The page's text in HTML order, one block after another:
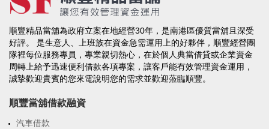
順豐精品當舖為政府立案在地經營30年，是南港區優質當舖且深受
好評。 是生意人、上班族在資金急需運用上的好夥伴，順豐經營團
隊裡每位服務專員，專業親切熱心，在於個人典當借貸或企業資金
周轉上給予迅速便利借款各項專案，讓客戶能有效管理資金運用，
誠摯歡迎貴賓的您來電說明您的需求並歡迎蒞臨順豐。
順豐當舖借款融資
汽車借款